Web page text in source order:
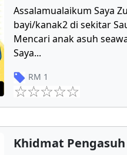
Assalamualaikum Saya
bayi/kanak2 di sekitar
Mencari anak asuh
Saya...
RM 1
Khidmat Pengasuh